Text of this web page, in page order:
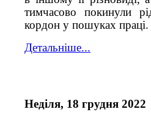
тимчасово покинули
кордон у пошуках праці.
Детальніше...
Неділя, 18 грудня 2022